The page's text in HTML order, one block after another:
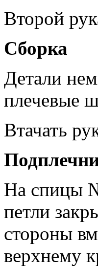
Второй
Сборка
Детали
плечевые
Втачать
На спицы
петли
стороны
верхнему